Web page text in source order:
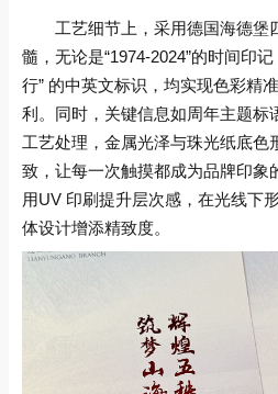
工艺细节上，采用德国海德堡
髓，无论是“1974-2024”的时间印
行” 的中英文标识，均实现色彩精
利。同时，关键信息如周年主题标
工艺处理，金属光泽与珠光纸底色
致，让每一次触摸都成为品牌印象
用UV 印刷提升层次感，在光线下
体设计增添精致度。